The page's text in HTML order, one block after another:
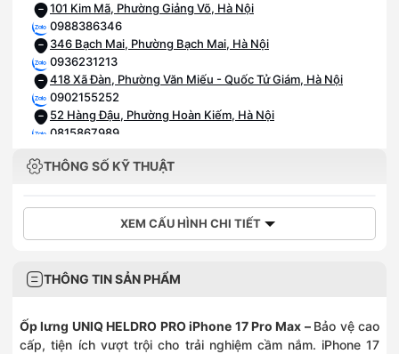
101 Kim Mã, Phường Giảng Võ, Hà Nội
0988386346
346 Bạch Mai, Phường Bạch Mai, Hà Nội
0936231213
418 Xã Đàn, Phường Văn Miếu - Quốc Tử Giám, Hà Nội
0902155252
52 Hàng Đậu, Phường Hoàn Kiếm, Hà Nội
0815867989
0903202328
392 Cầu Giấy, Phường Cầu Giấy, Hà Nội
0832639292
0936396799
Số 484 khu 7, Xã Hoài Đức, Hà Nội
0787395397
THÔNG SỐ KỸ THUẬT
XEM CẤU HÌNH CHI TIẾT
THÔNG TIN SẢN PHẨM
Ốp lưng UNIQ HELDRO PRO iPhone 17 Pro Max – Bảo vệ cao
cấp, tiện ích vượt trội cho trải nghiệm cầm nắm. iPhone 17